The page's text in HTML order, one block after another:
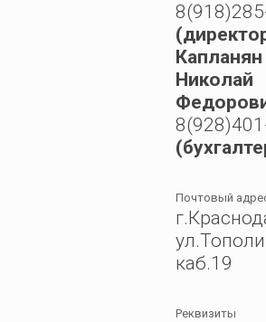
Капланян
Николай
Почтовый
каб.19
Реквизиты